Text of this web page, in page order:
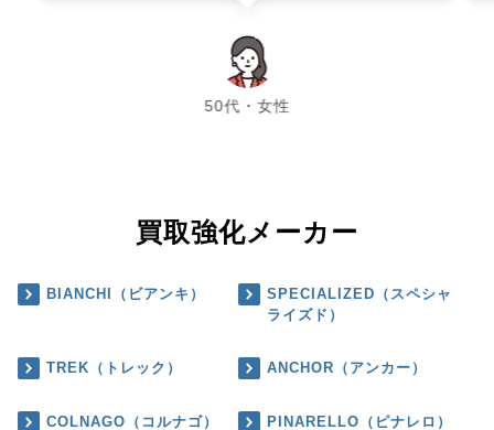
50代・女性
chevron_left chevron_right
買取強化メーカー
BIANCHI（ビアンキ）
SPECIALIZED（スペシャ
ライズド）
TREK（トレック） ANCHOR（アンカー）
COLNAGO（コルナゴ） PINARELLO（ピナレロ）